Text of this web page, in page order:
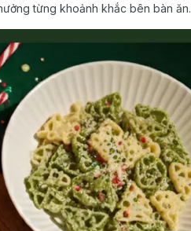
từng khoảnh khắc bên bàn ăn.